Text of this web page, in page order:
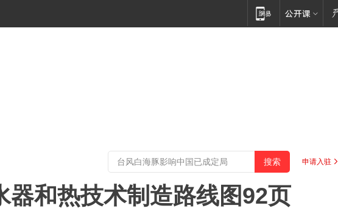
申请入驻
器和热技术制造路线图92页